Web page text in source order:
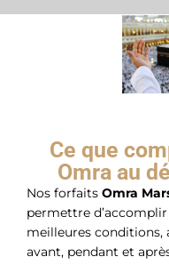
Ce que
Omra au
Nos forfaits Omra
permettre
meilleures conditions,
avant, pendant et